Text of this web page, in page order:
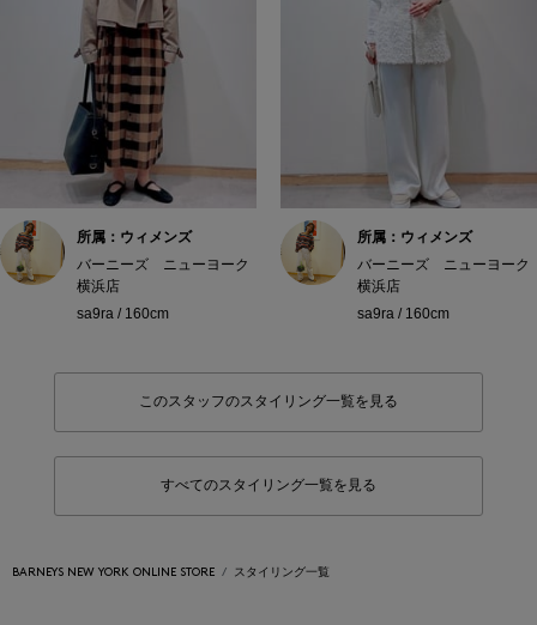
所属：ウィメンズ
バーニーズ ニューヨーク
横浜店
sa9ra / 160cm
所属：ウィメンズ
バーニーズ ニューヨーク
横浜店
sa9ra / 160cm
このスタッフのスタイリング一覧を見る
すべてのスタイリング一覧を見る
BARNEYS NEW YORK ONLINE STORE スタイリング一覧